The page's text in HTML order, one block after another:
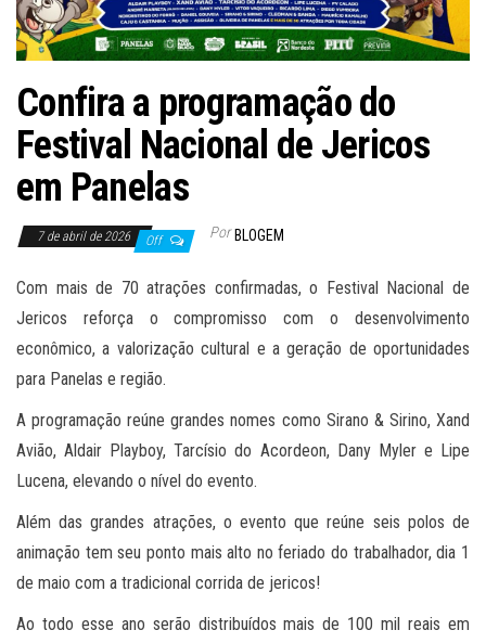
Confira a programação do
Festival Nacional de Jericos
em Panelas
7 de abril de 2026 Off Por BLOGEM
Com mais de 70 atrações confirmadas, o Festival Nacional de
Jericos reforça o compromisso com o desenvolvimento
econômico, a valorização cultural e a geração de oportunidades
para Panelas e região.
A programação reúne grandes nomes como Sirano & Sirino, Xand
Avião, Aldair Playboy, Tarcísio do Acordeon, Dany Myler e Lipe
Lucena, elevando o nível do evento.
Além das grandes atrações, o evento que reúne seis polos de
animação tem seu ponto mais alto no feriado do trabalhador, dia 1
de maio com a tradicional corrida de jericos!
Ao todo esse ano serão distribuídos mais de 100 mil reais em